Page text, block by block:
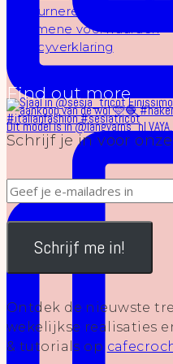
Dit model is in @langyarns_nl
Retourneren
Algemene voorwaarden
Privacyverklaring
Find out more
Schrijf je in voor
Schrijf me in!
Ontdek de nieuwste
wekelijkse realisaties
& tutorials op